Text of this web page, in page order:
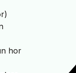
hor